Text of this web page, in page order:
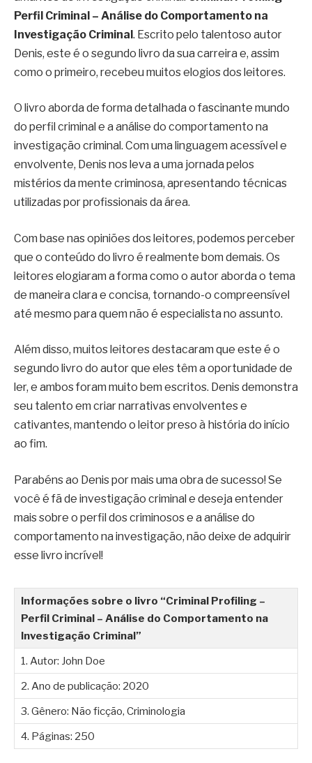
Perfil Criminal – Análise do Comportamento na
Investigação Criminal. Escrito pelo talentoso autor
Denis, este é o segundo livro da sua carreira e, assim
como o primeiro, recebeu muitos elogios dos leitores.
O livro aborda de forma detalhada o fascinante mundo
do perfil criminal e a análise do comportamento na
investigação criminal. Com uma linguagem acessível e
envolvente, Denis nos leva a uma jornada pelos
mistérios da mente criminosa, apresentando técnicas
utilizadas por profissionais da área.
Com base nas opiniões dos leitores, podemos perceber
que o conteúdo do livro é realmente bom demais. Os
leitores elogiaram a forma como o autor aborda o tema
de maneira clara e concisa, tornando-o compreensível
até mesmo para quem não é especialista no assunto.
Além disso, muitos leitores destacaram que este é o
segundo livro do autor que eles têm a oportunidade de
ler, e ambos foram muito bem escritos. Denis demonstra
seu talento em criar narrativas envolventes e
cativantes, mantendo o leitor preso à história do início
ao fim.
Parabéns ao Denis por mais uma obra de sucesso! Se
você é fã de investigação criminal e deseja entender
mais sobre o perfil dos criminosos e a análise do
comportamento na investigação, não deixe de adquirir
esse livro incrível!
Informações sobre o livro “Criminal Profiling –
Perfil Criminal – Análise do Comportamento na
Investigação Criminal”
1. Autor: John Doe
2. Ano de publicação: 2020
3. Gênero: Não ficção, Criminologia
4. Páginas: 250